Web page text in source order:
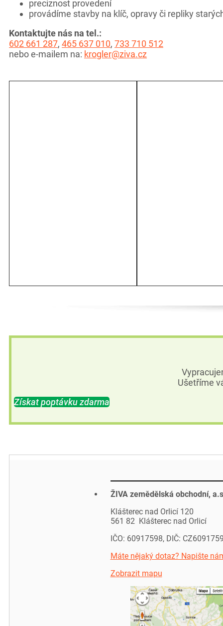
preciznost provedení
provádíme stavby na klíč, opravy či repliky
Kontaktujte nás na tel.:
602 661 287, 465 637 010, 733 710 512
nebo e-mailem na: krogler@ziva.cz
Ušetříme
Získat poptávku zdarma
ŽIVA zemědělská obchodní,
Klášterec nad Orlicí 120
561 82 Klášterec nad Orlicí
IČO: 60917598, DIČ:
Máte nějaký dotaz? Napište
Zobrazit mapu